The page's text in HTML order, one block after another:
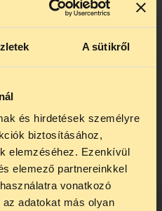
A sütikről
és hirdetések személyre
biztosításához,
elemzéséhez. Ezenkívül
elemező partnereinkkel
vonatkozó
adatokat más olyan
ellátott
adatait tárolná
és
tervet korábban
vetette el, mivel
alapvető jogait
lehetővé tenné,
mozgását
teret nyitna a